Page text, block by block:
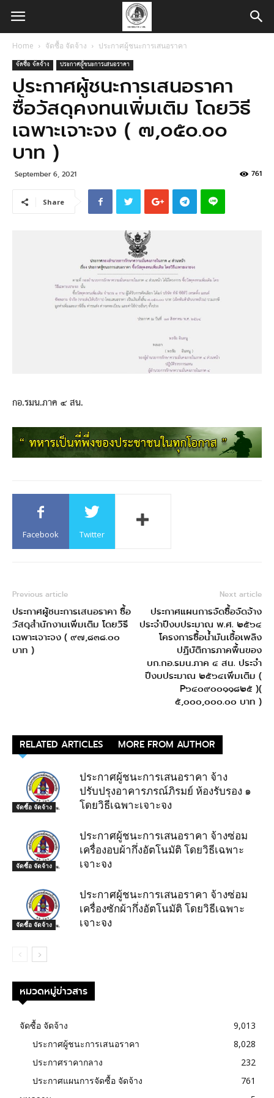
Home จัดซื้อ จัดจ้าง ประกาศผู้ชนะการเสนอราคา
จัดซื้อ จัดจ้าง ประกาศผู้ชนะการเสนอราคา
ประกาศผู้ชนะการเสนอราคา
ซื้อวัสดุคงทนเพิ่มเติม โดยวิธี
เฉพาะเจาะจง ( ๗,๐๕๐.๐๐
บาท )
September 6, 2021 761
Share
กอ.รมน.ภาค ๔ สน.
Facebook Twitter
Previous article
ประกาศผู้ชนะการเสนอราคา ซื้อ
วัสดุสำนักงานเพิ่มเติม โดยวิธี
เฉพาะเจาะจง ( ๙๗,๘๓๘.๐๐
บาท )
Next article
ประกาศแผนการจัดซื้อจัดจ้าง
ประจำปีงบประมาณ พ.ศ. ๒๕๖๔
โครงการซื้อน้ำมันเชื้อเพลิง
ปฏิบัติการภาคพื้นของ
บก.กอ.รมน.ภาค ๔ สน. ประจำ
ปีงบประมาณ ๒๕๖๔เพิ่มเติม (
P๖๔๐๙๐๐๑๑๘๒๕ )(
๕,๐๐๐,๐๐๐.๐๐ บาท )
RELATED ARTICLES MORE FROM AUTHOR
จัดซื้อ จัดจ้าง
ประกาศผู้ชนะการเสนอราคา จ้าง
ปรับปรุงอาคารภรณ์ภิรมย์ ห้องรับรอง ๑
โดยวิธีเฉพาะเจาะจง
จัดซื้อ จัดจ้าง
ประกาศผู้ชนะการเสนอราคา จ้างซ่อม
เครื่องอบผ้ากึ่งอัตโนมัติ โดยวิธีเฉพาะ
เจาะจง
จัดซื้อ จัดจ้าง
ประกาศผู้ชนะการเสนอราคา จ้างซ่อม
เครื่องซักผ้ากึ่งอัตโนมัติ โดยวิธีเฉพาะ
เจาะจง
หมวดหมู่ข่าวสาร
จัดซื้อ จัดจ้าง
9,013
ประกาศผู้ชนะการเสนอราคา
8,028
ประกาศราคากลาง
232
ประกาศแผนการจัดซื้อ จัดจ้าง
761